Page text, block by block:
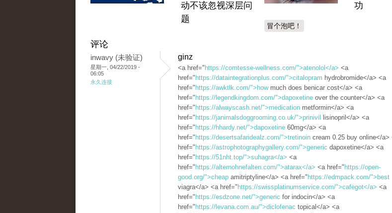
动不该忽视深层问
题
功
冒个泡吧！
评论
inwavy (未验证)
星期一, 04/22/2019 -
06:05
永久连接
ginz
<a href=" https://comtesse-wellness.com/">atenolol</a> <a
href=" https://dataintegrationplus.com/">citalopram hydrobromide</a> <a
href=" https://awktlk.com/">howmuch does benicar cost</a> <a
href=" https://legendkingdom.com/">dapoxetine over the counter</a> <a
href=" https://alwayscash.net/">medication metformin</a> <a
href=" https://janimalsdoggrooming.co.uk/">prinivil
lisinopril</a> <a
href=" https://hhardy.net/">dapoxetine 60mg</a> <a
href=" https://desertsafaridealz.com/">tretinoin cream 0.25 buy online</a>
href=" https://astrophotographygallery.com/">generic dapoxetine</a> <a
href=" https://51nht.top/">suhagra</a> <a
href=" https://alternohnefalten.com/">atarax</a> <a href=" https://open-
good.org/">cheap amitriptyline</a> <a href=" https://edmpack.com/">best
viagra</a> <a href=" https://swissplatinumservice.com/">cafegot</a> <a
href=" https://esdzone.net/">generic for indocin</a> <a
href=" https://levana.com.au/">diclofenac topical</a> <a